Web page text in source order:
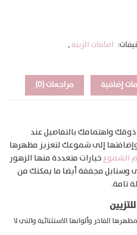
اضافات الزينة ,
إضافية مراجعات (0)
واهتمامك بالتفاصيل عند
إلى شموعك لتعزيز مظهرها
الشموعخيارات متعددة منها الزهور
وسنابل مجففة أيضا ما يمكنك من
تامة.
الفاخر وألوانها الاستثنائية والتي لا